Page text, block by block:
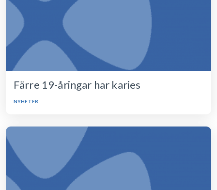
Färre 19-åringar har karies
NYHETER